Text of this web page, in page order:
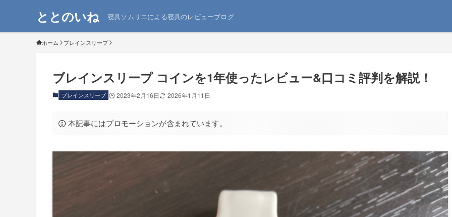
ととのいね 寝具ソムリエによる寝具のレビューブログ
ホーム ブレインスリープ
ブレインスリープ コインを1年使ったレビュー&口コミ評判を解説！
ブレインスリープ 2023年2月16日 2026年1月11日
本記事にはプロモーションが含まれています。